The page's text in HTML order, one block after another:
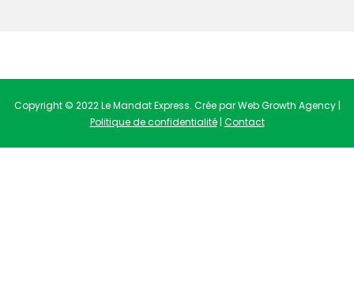
Copyright © 2022 Le Mandat Express. Crée par Web Growth Agency |
Politique de confidentialité| Contact